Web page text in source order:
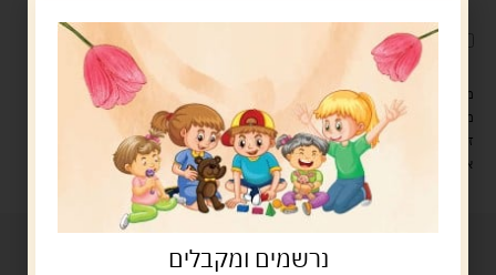
לארוז את המוצר באריזת מתנה
מעל 329 ש"ח, משלוח עם שליח עד הבית חינם! – 0 ₪
משלוח עם שליח עד הבית: 29 ש"ח
זמן אספקה: עד 4 ימי עסקים.
איסוף עצמי: מ"ביתר טויס" רחוב בניין דוד 18, ביתר עילית.
נרשמים ומקבלים